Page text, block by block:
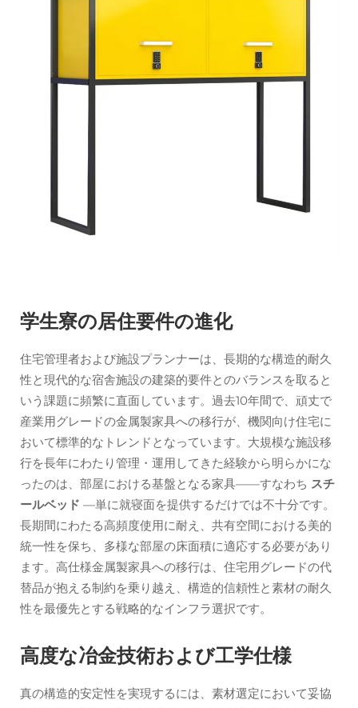
学生寮の居住要件の進化
住宅管理者および施設プランナーは、長期的な構造的耐久
性と現代的な宿舎施設の建築的要件とのバランスを取ると
いう課題に頻繁に直面しています。過去10年間で、頑丈で
産業用グレードの金属製家具への移行が、機関向け住宅に
おいて標準的なトレンドとなっています。大規模な施設移
行を長年にわたり管理・運用してきた経験から明らかにな
ったのは、部屋における基盤となる家具——すなわち スチ
ールベッド —単に就寝面を提供するだけでは不十分です。
長期間にわたる高頻度使用に耐え、共有空間における美的
統一性を保ち、多様な部屋の床面積に適応する必要があり
ます。高仕様金属製家具への移行は、住宅用グレードの代
替品が抱える制約を乗り越え、構造的信頼性と素材の耐久
性を最優先とする戦略的なインフラ選択です。
高度な冶金技術および工学仕様
真の構造的安定性を実現するには、素材選定において妥協